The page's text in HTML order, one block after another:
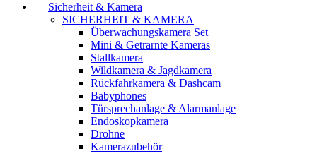
Sicherheit & Kamera
SICHERHEIT & KAMERA
Überwachungskamera Set
Mini & Getrarnte Kameras
Stallkamera
Wildkamera & Jagdkamera
Rückfahrkamera & Dashcam
Babyphones
Türsprechanlage & Alarmanlage
Endoskopkamera
Drohne
Kamerazubehör